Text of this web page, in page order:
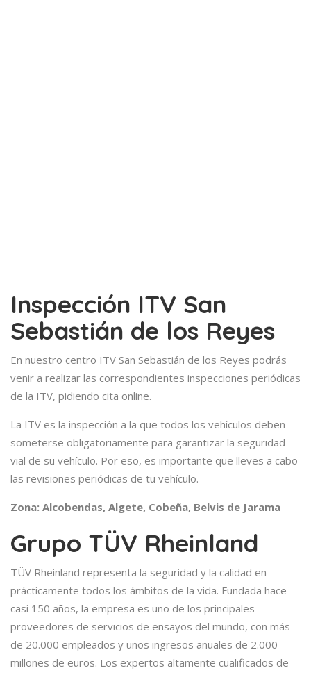
Inspección ITV San
Sebastián de los Reyes
En nuestro centro ITV San Sebastián de los Reyes podrás
venir a realizar las correspondientes inspecciones periódicas
de la ITV, pidiendo cita online.
La ITV es la inspección a la que todos los vehículos deben
someterse obligatoriamente para garantizar la seguridad
vial de su vehículo. Por eso, es importante que lleves a cabo
las revisiones periódicas de tu vehículo.
Zona: Alcobendas, Algete, Cobeña, Belvis de Jarama
Grupo TÜV Rheinland
TÜV Rheinland representa la seguridad y la calidad en
prácticamente todos los ámbitos de la vida. Fundada hace
casi 150 años, la empresa es uno de los principales
proveedores de servicios de ensayos del mundo, con más
de 20.000 empleados y unos ingresos anuales de 2.000
millones de euros. Los expertos altamente cualificados de